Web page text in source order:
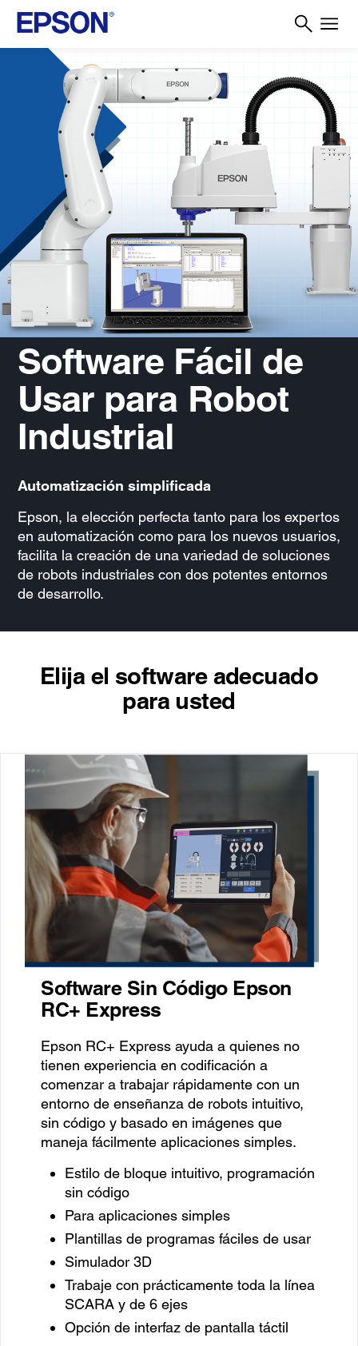
Software Fácil de
Usar para Robot
Industrial
Automatización simplificada
Epson, la elección perfecta tanto para los expertos
en automatización como para los nuevos usuarios,
facilita la creación de una variedad de soluciones
de robots industriales con dos potentes entornos
de desarrollo.
Elija el software adecuado
para usted
Software Sin Código Epson
RC+ Express
Epson RC+ Express ayuda a quienes no
tienen experiencia en codificación a
comenzar a trabajar rápidamente con un
entorno de enseñanza de robots intuitivo,
sin código y basado en imágenes que
maneja fácilmente aplicaciones simples.
Estilo de bloque intuitivo, programación
sin código
Para aplicaciones simples
Plantillas de programas fáciles de usar
Simulador 3D
Trabaje con prácticamente toda la línea
SCARA y de 6 ejes
Opción de interfaz de pantalla táctil